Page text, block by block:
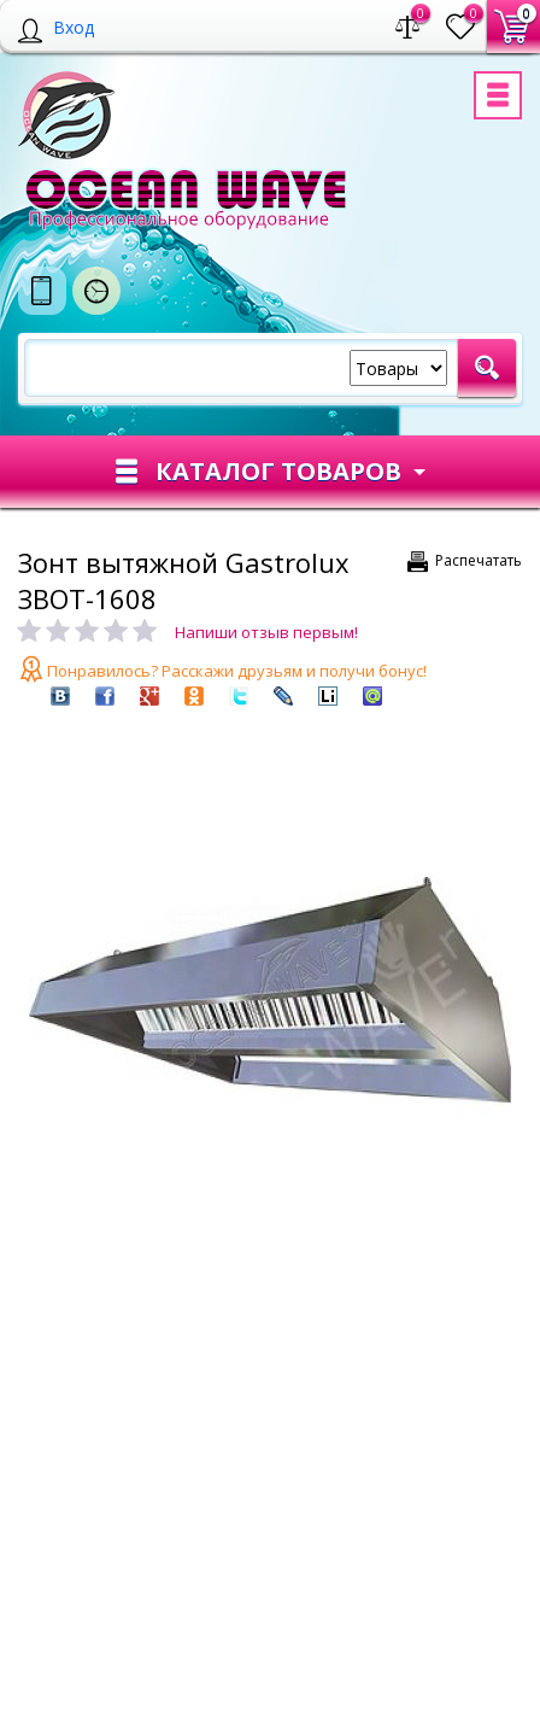
Вход
0 0 0
КАТАЛОГ ТОВАРОВ
Распечатать
Зонт вытяжной Gastrolux
ЗВОТ-1608
Напиши отзыв первым!
Понравилось? Расскажи друзьям и получи бонус!